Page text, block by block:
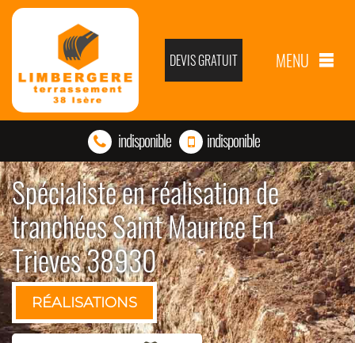
DEVIS GRATUIT MENU
indisponible indisponible
Spécialiste en réalisation de
tranchées Saint Maurice En
Trieves 38930
RÉALISATIONS